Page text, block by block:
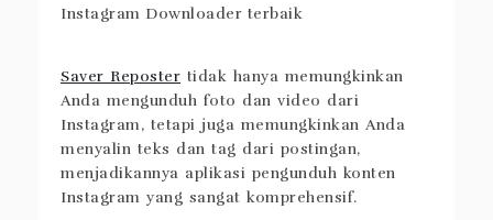
Saver Reposter For Instagram
Saver Repostertidak hanya memungkinkan
Anda mengunduh foto dan video dari
Instagram, tetapi juga memungkinkan Anda